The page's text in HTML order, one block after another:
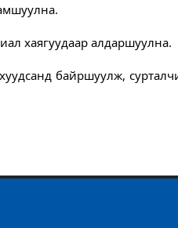
хаягуудаар алдаршуулна.
байршуулж,